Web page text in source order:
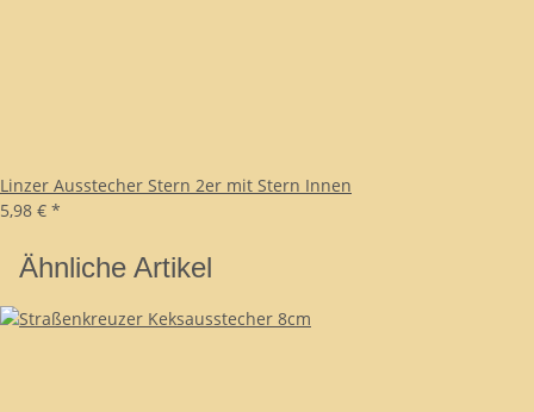
Linzer Ausstecher Stern 2er mit Stern Innen
5,98 € *
Ähnliche Artikel